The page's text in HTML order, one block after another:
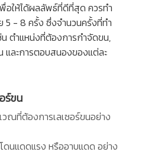
ห้ได้ผลลัพธ์ที่ดีที่สุด ควรทำ
5 - 8 ครั้ง ซึ่งจำนวนครั้งที่ทำ
ตำแหน่งที่ต้องการกำจัดขน,
ละการตอบสนองของแต่ละ
ร์ขน
วณที่ต้องการเลเซอร์ขนอย่าง
ดนแดดแรง หรืออาบแดด อย่าง